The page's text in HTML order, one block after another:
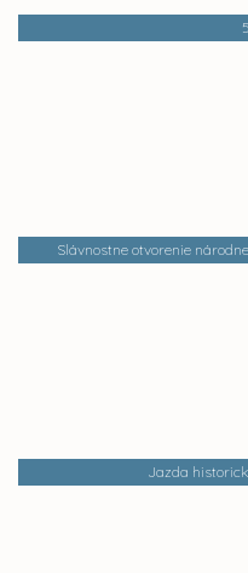
Slávnostne otvorenie
Jazda